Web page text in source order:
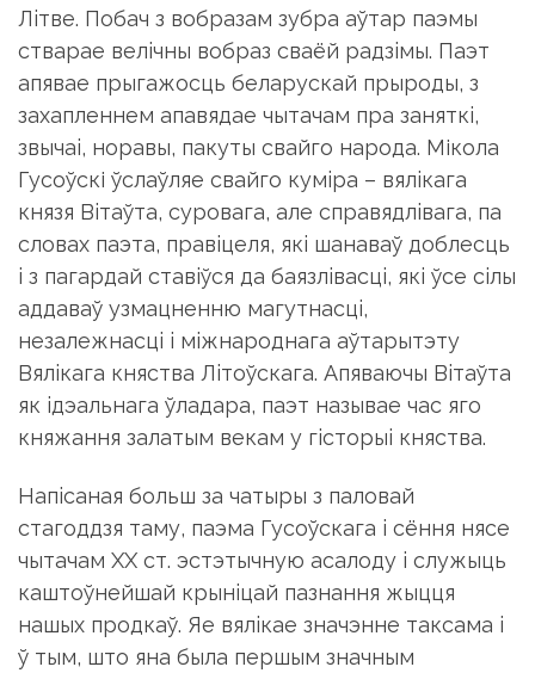
Лiтве. Побач з вобразам зубра аўтар паэмы
стварае велiчны вобраз сваёй радзiмы. Паэт
апявае прыгажосць беларускай прыроды, з
захапленнем апавядае чытачам пра заняткi,
звычаi, норавы, пакуты свайго народа. Мікола
Гусоўскі ўслаўляе свайго кумiра – вялiкага
князя Вiтаўта, суровага, але справядлiвага, па
словах паэта, правiцеля, якi шанаваў доблесць
i з пагардай ставiўся да баяз­лiвасцi, якi ўсе сiлы
аддаваў узмацненню магутнасцi,
незалежнасцi i мiжнароднага аўтарытэту
Вялiкага княства Лiтоўскага. Апяваючы Вiтаўта
як iдэальнага ўладара, паэт называе час яго
княжання залатым векам у гiсторыi княства.
Напiсаная больш за чатыры з паловай
стагоддзя таму, паэма Гусоўскага i сёння нясе
чытачам XX ст. эстэтычную асалоду i служыць
каштоўнейшай крынiцай пазнання жыцця
нашых продкаў. Яе вялiкае значэнне таксама i
ў тым, што яна была першым значным